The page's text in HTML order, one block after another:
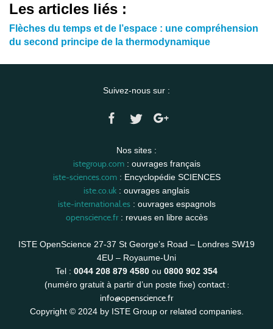
Les articles liés :
Flèches du temps et de l’espace : une compréhension
du second principe de la thermodynamique
Suivez-nous sur :
Nos sites :
istegroup.com: ouvrages français
iste-sciences.com: Encyclopédie SCIENCES
iste.co.uk : ouvrages anglais
iste-international.es: ouvrages espagnols
openscience.fr: revues en libre accès
ISTE OpenScience 27-37 St George’s Road – Londres SW19
4EU – Royaume-Uni
Tel : 0044 208 879 4580 ou 0800 902 354
(numéro gratuit à partir d’un poste fixe) contact :
info@openscience.fr
Copyright © 2024 by ISTE Group or related companies.